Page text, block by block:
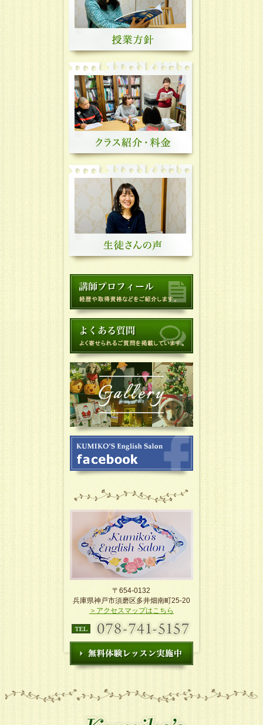
〒654-0132
兵庫県神戸市須磨区多井畑南町25-20
＞アクセスマップはこちら